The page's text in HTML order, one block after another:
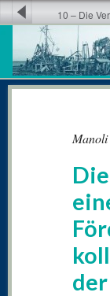
10 – Die